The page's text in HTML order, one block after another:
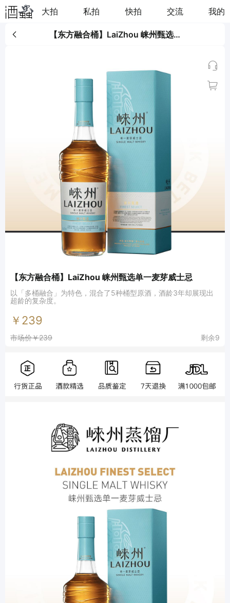
大拍 私拍 快拍 交流 我的
【东方融合桶】LaiZhou 崃州甄选单一麦芽威士忌
【东方融合桶】LaiZhou 崃州甄选单一麦芽威士忌
以「多桶融合」为特色，混合了5种桶型原酒，酒龄3年却展现出
超龄的复杂度。
￥239
市场价￥239 剩余9